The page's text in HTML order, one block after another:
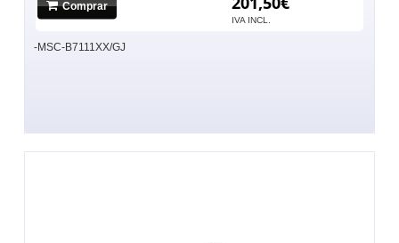
Comprar
IVA INCL.
-MSC-B7111XX/GJ